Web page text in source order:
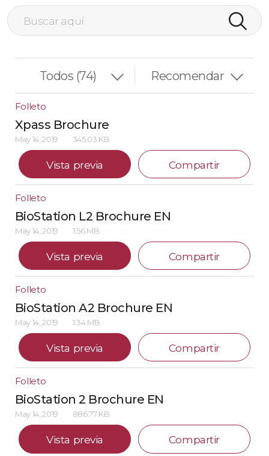
Folleto
Xpass Brochure
May 14, 2019 345.03 KB
Vista previa Compartir
Folleto
BioStation L2 Brochure EN
May 14, 2019 1.56 MB
Vista previa Compartir
Folleto
BioStation A2 Brochure EN
May 14, 2019 1.34 MB
Vista previa Compartir
Folleto
BioStation 2 Brochure EN
May 14, 2019 886.77 KB
Vista previa Compartir